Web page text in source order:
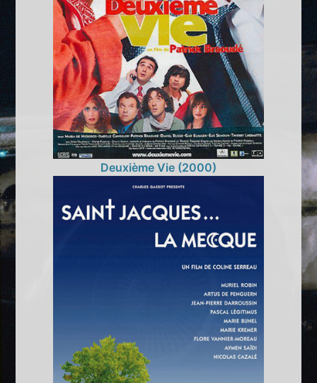
Deuxième Vie (2000)